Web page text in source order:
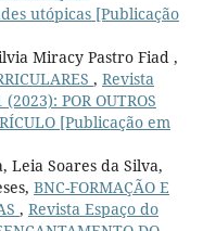
utópicas [Publicação
Miracy Pastro Fiad ,
, Revista
POR OUTROS
[Publicação em
Leia Soares da Silva,
BNC-FORMAÇÃO E
, Revista Espaço do